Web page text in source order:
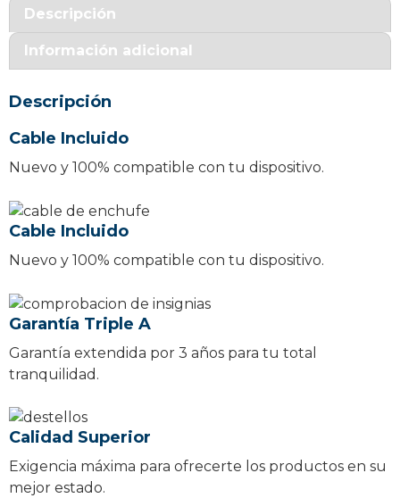
Descripción
Información adicional
Descripción
Cable Incluido
Nuevo y 100% compatible con tu dispositivo.
Cable Incluido
Nuevo y 100% compatible con tu dispositivo.
Garantía Triple A
Garantía extendida por 3 años para tu total
tranquilidad.
Calidad Superior
Exigencia máxima para ofrecerte los productos en su
mejor estado.